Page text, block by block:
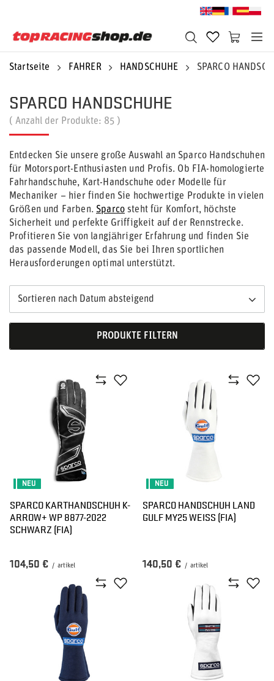
Startseite FAHRER HANDSCHUHE SPARCO
SPARCO HANDSCHUHE
( Anzahl der Produkte: 85 )
Entdecken Sie unsere große Auswahl an Sparco Handschuhen
für Motorsport-Enthusiasten und Profis. Ob FIA-homologierte
Fahrhandschuhe, Kart-Handschuhe oder Modelle für
Mechaniker – hier finden Sie hochwertige Produkte in vielen
Größen und Farben. Sparco steht für Komfort, höchste
Sicherheit und perfekte Griffigkeit auf der Rennstrecke.
Profitieren Sie von langjähriger Erfahrung und finden Sie
das passende Modell, das Sie bei Ihren sportlichen
Herausforderungen optimal unterstützt.
Sortieren nach Datum absteigend
PRODUKTE FILTERN
NEU
SPARCO KARTHANDSCHUH K-
ARROW+ WP 8877-2022
SCHWARZ (FIA)
104,50 € / artikel
NEU
SPARCO HANDSCHUH LAND
GULF MY25 WEISS (FIA)
140,50 € / artikel